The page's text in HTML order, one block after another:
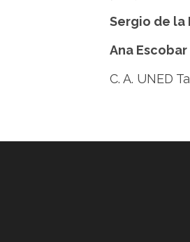
Sergio de la
Ana
C. A. UNED